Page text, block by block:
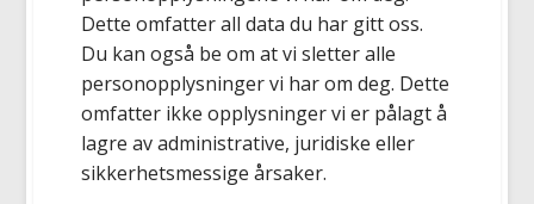
Dette omfatter all data du har gitt oss.
Du kan også be om at vi sletter alle
personopplysninger vi har om deg. Dette
omfatter ikke opplysninger vi er pålagt å
lagre av administrative, juridiske eller
sikkerhetsmessige årsaker.